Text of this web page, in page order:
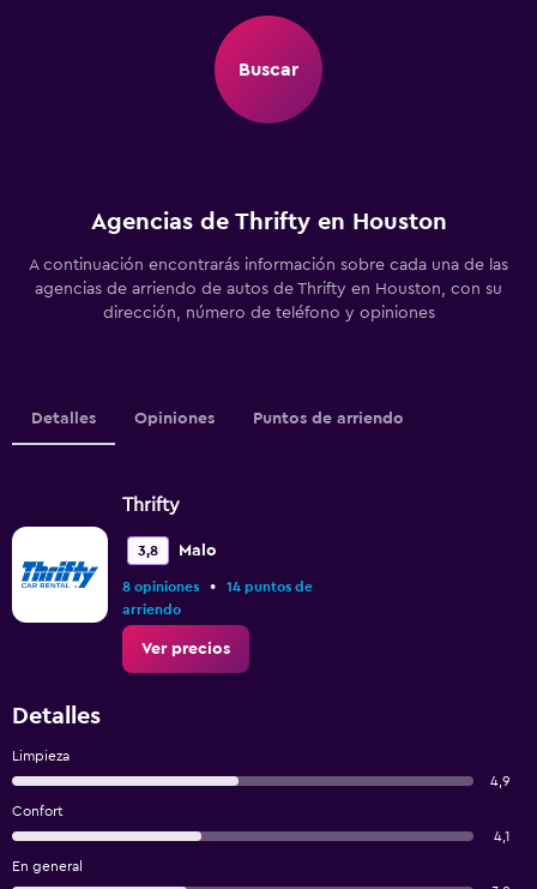
Buscar
Agencias de Thrifty en Houston
A continuación encontrarás información sobre cada una de las
agencias de arriendo de autos de Thrifty en Houston, con su
dirección, número de teléfono y opiniones
Detalles Opiniones Puntos de arriendo
Thrifty
3,8 Malo
8 opiniones •
14 puntos de
arriendo
Ver precios
Detalles
Limpieza
4,9
Confort
4,1
En general